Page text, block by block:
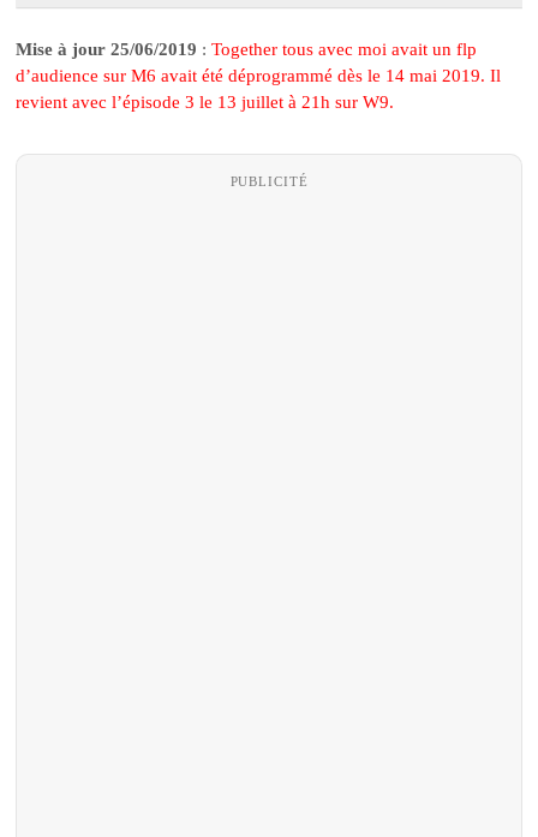
Mise à jour 25/06/2019 :Together tous avec moi avait un flp
d’audience sur M6 avait été déprogrammé dès le 14 mai 2019. Il
revient avec l’épisode 3 le 13 juillet à 21h sur W9.
PUBLICITÉ